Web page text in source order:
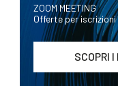
ZOOM MEETING
Offerte per
SCOPRI